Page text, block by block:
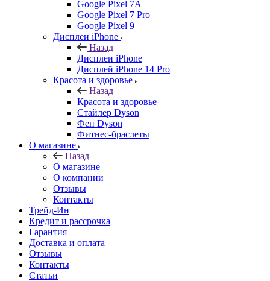
Google Pixel 7А
Google Pixel 7 Pro
Google Pixel 9
Дисплеи iPhone
Назад
Дисплеи iPhone
Дисплей iPhone 14 Pro
Красота и здоровье
Назад
Красота и здоровье
Стайлер Dyson
Фен Dyson
Фитнес-браслеты
О магазине
Назад
О магазине
О компании
Отзывы
Контакты
Трейд-Ин
Кредит и рассрочка
Гарантия
Доставка и оплата
Отзывы
Контакты
Статьи